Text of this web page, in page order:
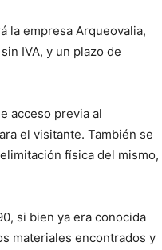
la empresa Arqueovalia,
IVA, y un plazo de
acceso previa al
el visitante. También se
física del mismo,
si bien ya era conocida
materiales encontrados y